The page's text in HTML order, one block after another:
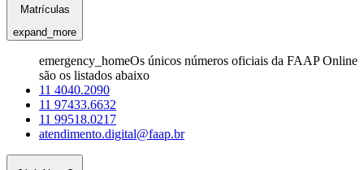
Matrículas
expand_more
emergency_homeOs únicos números oficiais da FAAP Online
são os listados abaixo
11 4040.2090
11 97433.6632
11 99518.0217
atendimento.digital@faap.br